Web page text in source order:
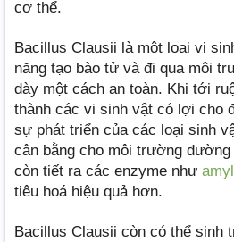
cơ thể.
Bacillus Clausii là một loại vi
năng tạo bào tử và đi qua môi
dày một cách an toàn. Khi tới
thành các vi sinh vật có lợi cho
sự phát triển của các loại sinh
cân bằng cho môi trường
còn tiết ra các enzyme như
tiêu hoá hiệu quả hơn.
Bacillus Clausii còn có thể sinh